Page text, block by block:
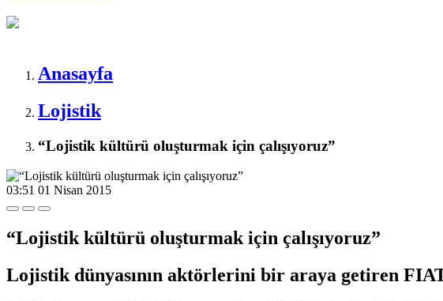
Anasayfa
Lojistik
“Lojistik kültürü oluşturmak için çalışıyoruz”
03:51 01 Nisan 2015
“Lojistik kültürü oluşturmak için çalışıyoruz”
Lojistik dünyasının aktörlerini bir araya getiren